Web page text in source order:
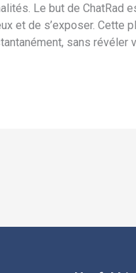
Le but de ChatRad
et de s’exposer. Cette
sans révéler